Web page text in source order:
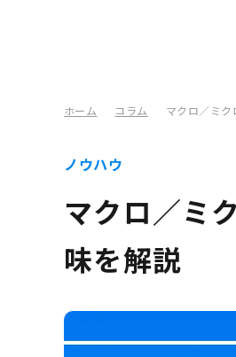
ホーム コラム マクロ／ミ
ノウハウ
マクロ／ミ
味を解説